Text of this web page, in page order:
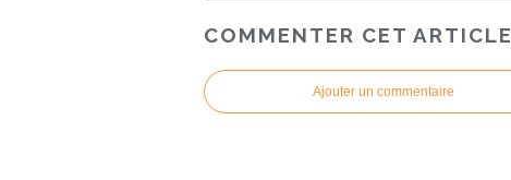
COMMENTER CET ARTICLE
Ajouter un commentaire